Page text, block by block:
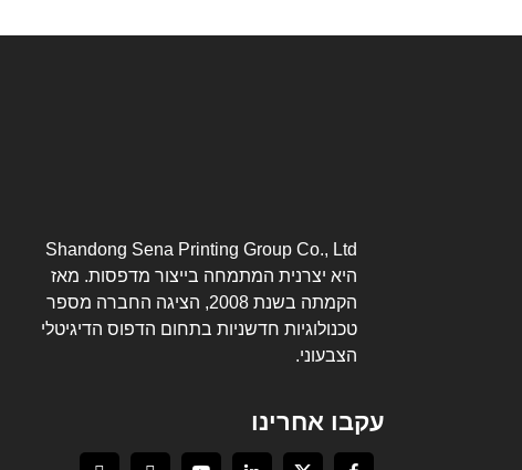
Shandong Sena Printing Group Co., Ltd
היא יצרנית המתמחה בייצור מדפסות. מאז
הקמתה בשנת 2008, הציגה החברה מספר
טכנולוגיות חדשניות בתחום הדפוס הדיגיטלי
הצבעוני.
עקבו אחרינו